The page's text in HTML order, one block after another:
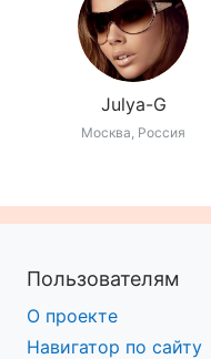
Julya-G
Москва, Россия
Пользователям
О проекте
Навигатор по сайту